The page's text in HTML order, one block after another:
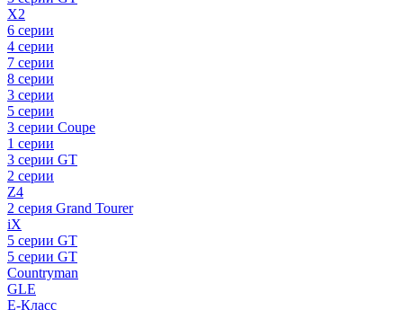
X2
6 серии
4 серии
7 серии
8 серии
3 серии
5 серии
3 серии Coupe
1 серии
3 серии GT
2 серии
Z4
2 серия Grand Tourer
iX
5 серии GT
5 серии GT
Countryman
GLE
E-Класс